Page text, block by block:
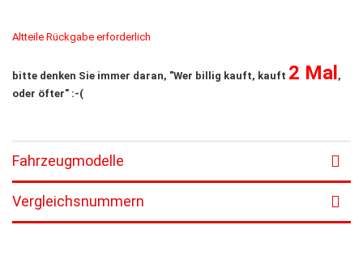
Altteile Rückgabe erforderlich
bitte denken Sie immer daran, "Wer billig kauft, kauft 2 Mal,
oder öfter" :-(
Fahrzeugmodelle
Vergleichsnummern